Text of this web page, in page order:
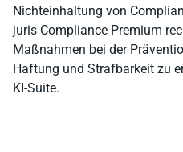
Nichteinhaltung von
juris Compliance Premium
Maßnahmen bei der
Haftung und Strafbarkeit zu
KI-Suite.